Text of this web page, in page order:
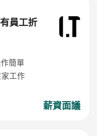
員工折
簡單
工作
薪資面議